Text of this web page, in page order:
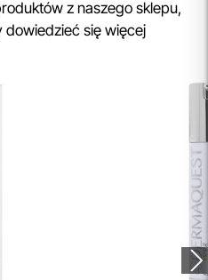
z naszego sklepu,
dowiedzieć się więcej